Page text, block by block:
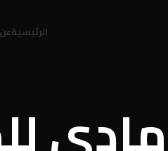
الرئيسية